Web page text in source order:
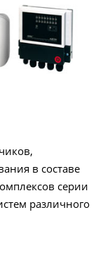
в составе
серии
различного